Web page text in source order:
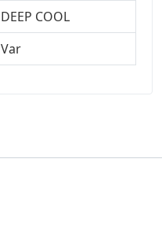
DEEP COOL
Var